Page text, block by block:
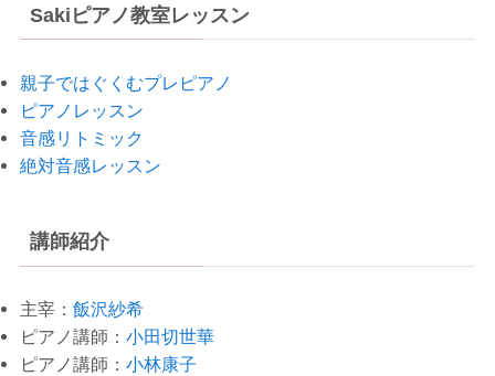
Sakiピアノ教室レッスン
親子ではぐくむプレピアノ
ピアノレッスン
音感リトミック
絶対音感レッスン
講師紹介
主宰： 飯沢紗希
ピアノ講師： 小田切世華
ピアノ講師： 小林康子